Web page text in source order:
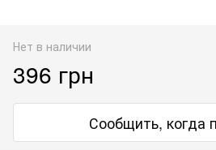
Нет в наличии
396 грн
Сообщить, когда